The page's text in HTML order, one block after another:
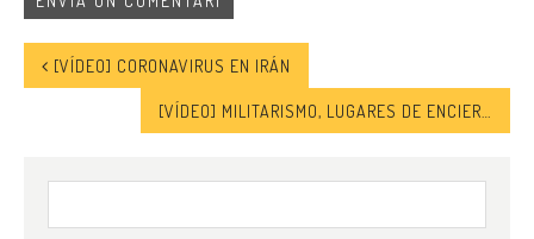
[VÍDEO] CORONAVIRUS EN IRÁN